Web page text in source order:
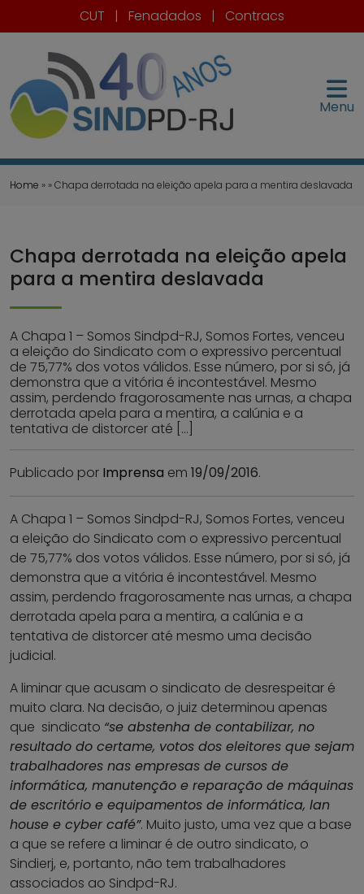
CUT | Fenadados | Contracs
Menu
Home » » Chapa derrotada na eleição apela para a mentira deslavada
Chapa derrotada na eleição apela
para a mentira deslavada
A Chapa 1 – Somos Sindpd-RJ, Somos Fortes, venceu
a eleição do Sindicato com o expressivo percentual
de 75,77% dos votos válidos. Esse número, por si só, já
demonstra que a vitória é incontestável. Mesmo
assim, perdendo fragorosamente nas urnas, a chapa
derrotada apela para a mentira, a calúnia e a
tentativa de distorcer até […]
Publicado por Imprensa em 19/09/2016.
A Chapa 1 – Somos Sindpd-RJ, Somos Fortes, venceu
a eleição do Sindicato com o expressivo percentual
de 75,77% dos votos válidos. Esse número, por si só, já
demonstra que a vitória é incontestável. Mesmo
assim, perdendo fragorosamente nas urnas, a chapa
derrotada apela para a mentira, a calúnia e a
tentativa de distorcer até mesmo uma decisão
judicial.
A liminar que acusam o sindicato de desrespeitar é
muito clara. Na decisão, o juiz determinou apenas
que sindicato “se abstenha de contabilizar, no
resultado do certame, votos dos eleitores que sejam
trabalhadores nas empresas de cursos de
informática, manutenção e reparação de máquinas
de escritório e equipamentos de informática, lan
house e cyber café”. Muito justo, uma vez que a base
a que se refere a liminar é de outro sindicato, o
Sindierj, e, portanto, não tem trabalhadores
associados ao Sindpd-RJ.